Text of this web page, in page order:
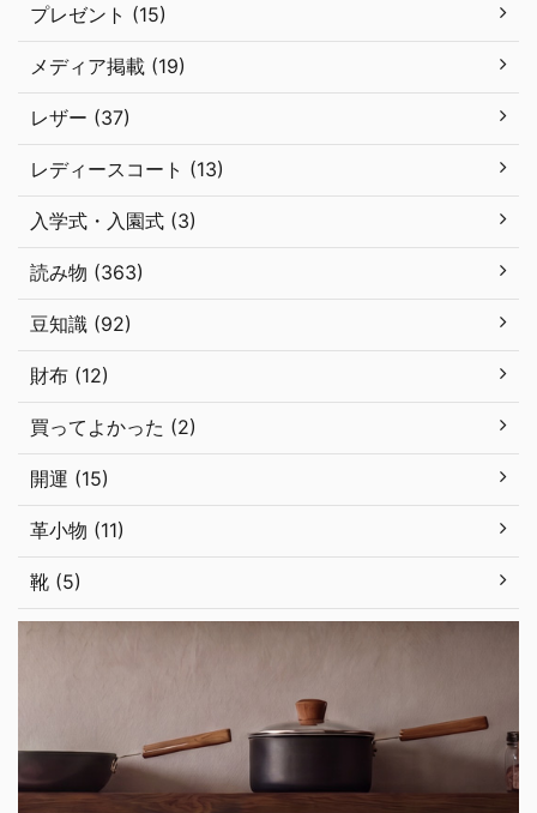
プレゼント (15)
メディア掲載 (19)
レザー (37)
レディースコート (13)
入学式・入園式 (3)
読み物 (363)
豆知識 (92)
財布 (12)
買ってよかった (2)
開運 (15)
革小物 (11)
靴 (5)